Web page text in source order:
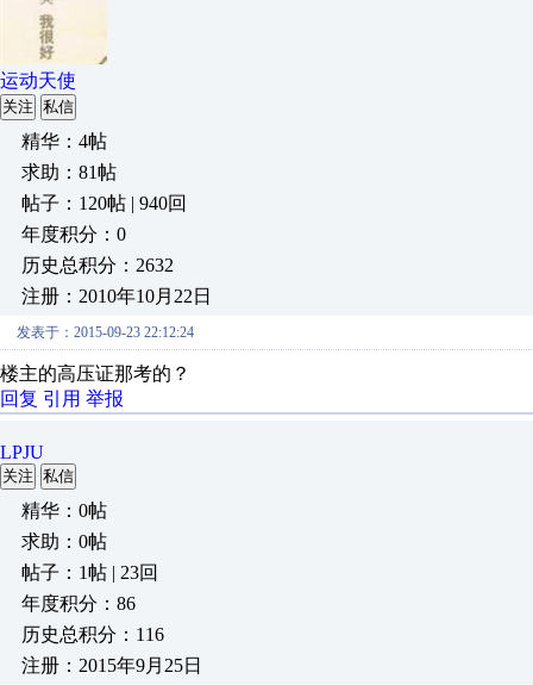
运动天使
关注 私信
精华：4帖
求助：81帖
帖子：120帖 | 940回
年度积分：0
历史总积分：2632
注册：2010年10月22日
发表于：2015-09-23 22:12:24
楼主的高压证那考的？
回复 引用 举报
LPJU
关注 私信
精华：0帖
求助：0帖
帖子：1帖 | 23回
年度积分：86
历史总积分：116
注册：2015年9月25日